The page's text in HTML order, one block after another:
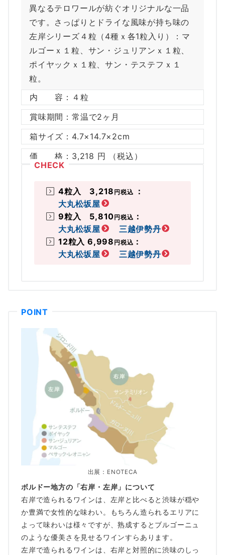
異なるテロワールが紡ぐオリジナルな一品
です。さっぱりとドライな風味が持ち味の
左岸シリーズ４粒（4種ｘ各1粒入り）：マ
ルゴーｘ１粒、サン・ジュリアンｘ１粒、
ポイヤックｘ１粒、サン・テステフｘ１
粒。
内 容：４粒
賞味期間：常温で2ヶ月
箱サイズ：4.7×14.7×2cm
価 格：3,218 円 （税込）
4粒入 3,218 円税込
：
大丸松坂屋
9粒入 5,810円税込 ：
大丸松坂屋
三越伊勢丹
12粒入 6,998 円税込 ：
大丸松坂屋
三越伊勢丹
出展：ENOTECA
ボルドー地方の「右岸・左岸」について
右岸で造られるワインは、左岸と比べると渋味が穏や
か豊満で女性的な味わい。もちろん造られるエリアに
よって味わいは様々ですが、熟成するとブルゴーニュ
のような優美さを見せるワインすらあります。
左岸で造られるワインは、右岸と対照的に渋味のしっ